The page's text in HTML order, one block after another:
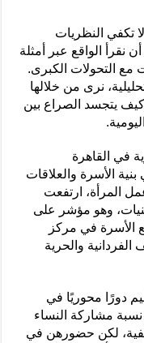
تكفي النظريات
نقرأ الواقع عبر أمثلة
التحولات الكبرى.
نرى من خلالها
يتجسد الصراع بين
في القاهرة
الأسرة والعلاقات
المرأة، ارتفعت
وهو مؤشر على
الأسرة في مركز
الفردانية والحرية
دورًا محوريًا في
نسبة مشاركة النساء
لكن حضورهن في